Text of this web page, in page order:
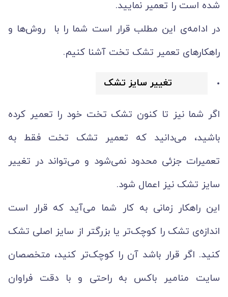
شده است را تعمیر نمایید.
در ادامه‌ی این مطلب قرار است شما را با روش‌ها و
راهکارهای تعمیر تشک تخت آشنا کنیم.
تغییر سایز تشک
اگر شما نیز تا کنون تشک تخت خود را تعمیر کرده
باشید، می‌دانید که تعمیر تشک تخت فقط به
تعمیرات جزئی محدود نمی‌شود و می‌تواند در تغییر
سایز تشک نیز اعمال شود.
این راهکار زمانی به کار شما می‌آید که قرار است
اندازه‌ی تشک را کوچک‌تر یا بزرگتر از سایز اصلی تشک
کنید. اگر قرار باشد آن را کوچک‌تر کنید، متخصصان
سایت منامیر باکس به راحتی و با دقت فراوان